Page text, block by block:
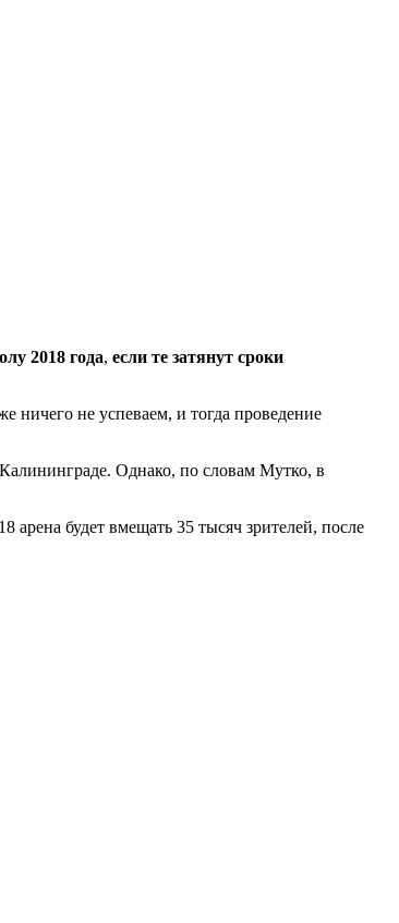
2018 года, если те затянут сроки
ничего не успеваем, и тогда проведение
Однако, по словам Мутко, в
арена будет вмещать 35 тысяч зрителей, после